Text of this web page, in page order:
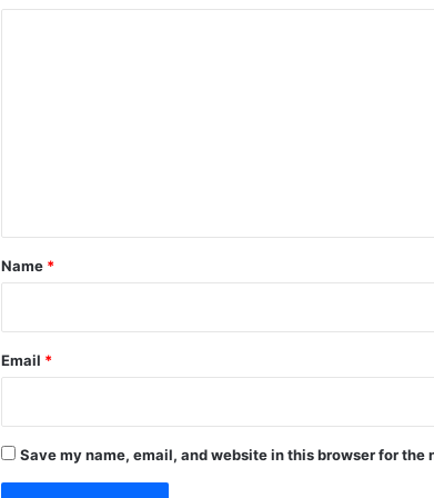
*
Name *
Email *
Save my name, email, and website in this browser for the